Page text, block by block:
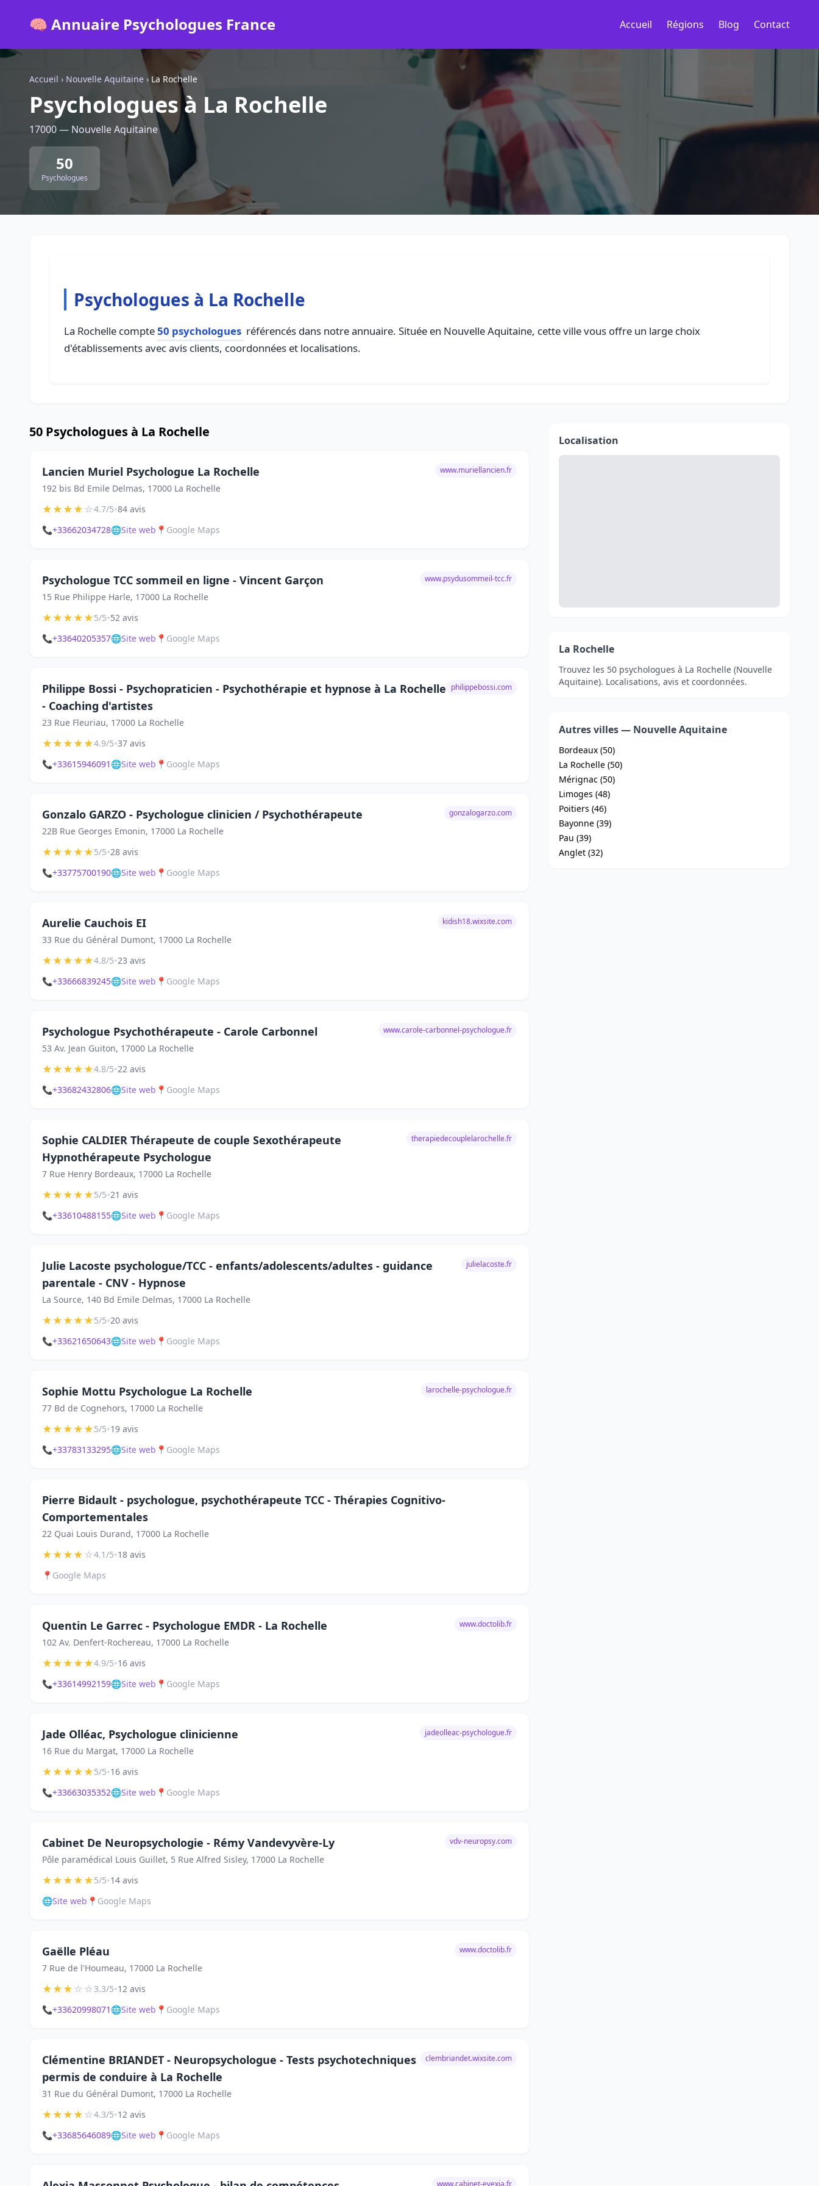
🧠 Annuaire Psychologues France Accueil Régions Blog Contact
Accueil › Nouvelle Aquitaine › La Rochelle
Psychologues à La Rochelle
17000 — Nouvelle Aquitaine
50
Psychologues
Psychologues à La Rochelle
La Rochelle compte50 psychologues référencés dans notre annuaire. Située en Nouvelle Aquitaine, cette ville vous offre un large choix
d'établissements avec avis clients, coordonnées et localisations.
50 Psychologues à La Rochelle
Lancien Muriel Psychologue La Rochelle
192 bis Bd Emile Delmas, 17000 La Rochelle
www.muriellancien.fr
★★★★☆4.7/5•84 avis
📞+33662034728🌐Site web 📍 Google Maps
Psychologue TCC sommeil en ligne - Vincent Garçon
15 Rue Philippe Harle, 17000 La Rochelle
www.psydusommeil-tcc.fr
★★★★★5/5•52 avis
📞+33640205357🌐Site web 📍 Google Maps
Philippe Bossi - Psychopraticien - Psychothérapie et hypnose à La Rochelle
- Coaching d'artistes
23 Rue Fleuriau, 17000 La Rochelle
philippebossi.com
★★★★★4.9/5•37 avis
📞+33615946091 🌐Site web 📍 Google Maps
Gonzalo GARZO - Psychologue clinicien / Psychothérapeute
22B Rue Georges Emonin, 17000 La Rochelle
gonzalogarzo.com
★★★★★5/5•28 avis
📞+33775700190🌐Site web 📍 Google Maps
Aurelie Cauchois EI
33 Rue du Général Dumont, 17000 La Rochelle
kidish18.wixsite.com
★★★★★4.8/5•23 avis
📞+33666839245🌐Site web 📍 Google Maps
Psychologue Psychothérapeute - Carole Carbonnel
53 Av. Jean Guiton, 17000 La Rochelle
www.carole-carbonnel-psychologue.fr
★★★★★4.8/5•22 avis
📞+33682432806🌐Site web 📍 Google Maps
Sophie CALDIER Thérapeute de couple Sexothérapeute
Hypnothérapeute Psychologue
7 Rue Henry Bordeaux, 17000 La Rochelle
therapiedecouplelarochelle.fr
★★★★★5/5•21 avis
📞+33610488155🌐Site web 📍 Google Maps
Julie Lacoste psychologue/TCC - enfants/adolescents/adultes - guidance
parentale - CNV - Hypnose
La Source, 140 Bd Emile Delmas, 17000 La Rochelle
julielacoste.fr
★★★★★5/5•20 avis
📞+33621650643🌐Site web 📍 Google Maps
Sophie Mottu Psychologue La Rochelle
77 Bd de Cognehors, 17000 La Rochelle
larochelle-psychologue.fr
★★★★★5/5•19 avis
📞+33783133295🌐Site web 📍 Google Maps
Pierre Bidault - psychologue, psychothérapeute TCC - Thérapies Cognitivo-
Comportementales
22 Quai Louis Durand, 17000 La Rochelle
★★★★☆4.1/5•18 avis
📍 Google Maps
Quentin Le Garrec - Psychologue EMDR - La Rochelle
102 Av. Denfert-Rochereau, 17000 La Rochelle
www.doctolib.fr
★★★★★4.9/5•16 avis
📞+33614992159🌐Site web 📍 Google Maps
Jade Olléac, Psychologue clinicienne
16 Rue du Margat, 17000 La Rochelle
jadeolleac-psychologue.fr
★★★★★5/5•16 avis
📞+33663035352🌐Site web 📍 Google Maps
Cabinet De Neuropsychologie - Rémy Vandevyvère-Ly
Pôle paramédical Louis Guillet, 5 Rue Alfred Sisley, 17000 La Rochelle
vdv-neuropsy.com
★★★★★5/5•14 avis
🌐Site web 📍 Google Maps
Gaëlle Pléau
7 Rue de l'Houmeau, 17000 La Rochelle
www.doctolib.fr
★★★☆☆3.3/5•12 avis
📞+33620998071 🌐Site web 📍 Google Maps
Clémentine BRIANDET - Neuropsychologue - Tests psychotechniques
permis de conduire à La Rochelle
31 Rue du Général Dumont, 17000 La Rochelle
clembriandet.wixsite.com
★★★★☆4.3/5•12 avis
📞+33685646089🌐Site web 📍 Google Maps
www.cabinet-evexia.fr
Localisation
La Rochelle
Trouvez les 50 psychologues à La Rochelle (Nouvelle
Aquitaine). Localisations, avis et coordonnées.
Autres villes — Nouvelle Aquitaine
Bordeaux (50)
La Rochelle (50)
Mérignac (50)
Limoges (48)
Poitiers (46)
Bayonne (39)
Pau (39)
Anglet (32)